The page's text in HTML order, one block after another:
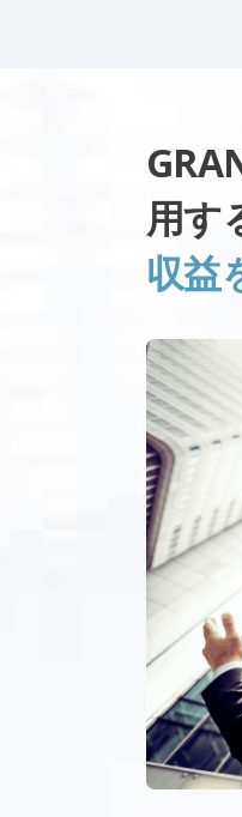
用す
収益